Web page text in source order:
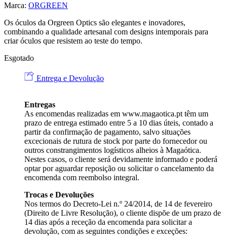
Marca: ORGREEN
Os óculos da Orgreen Optics são elegantes e inovadores,
combinando a qualidade artesanal com designs intemporais para
criar óculos que resistem ao teste do tempo.
Esgotado
Entrega e Devolução
Entregas
As encomendas realizadas em www.magaotica.pt têm um
prazo de entrega estimado entre 5 a 10 dias úteis, contado a
partir da confirmação de pagamento, salvo situações
excecionais de rutura de stock por parte do fornecedor ou
outros constrangimentos logísticos alheios à Magaótica.
Nestes casos, o cliente será devidamente informado e poderá
optar por aguardar reposição ou solicitar o cancelamento da
encomenda com reembolso integral.
Trocas e Devoluções
Nos termos do Decreto-Lei n.º 24/2014, de 14 de fevereiro
(Direito de Livre Resolução), o cliente dispõe de um prazo de
14 dias após a receção da encomenda para solicitar a
devolução, com as seguintes condições e exceções: